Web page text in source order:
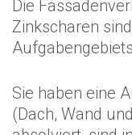
Die
Zinkscharen
Sie haben eine
(Dach, Wand